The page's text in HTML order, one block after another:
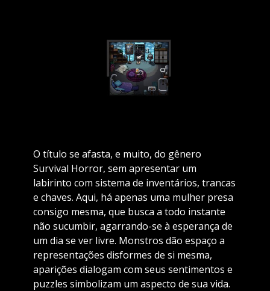
O título se afasta, e muito, do gênero
Survival Horror, sem apresentar um
labirinto com sistema de inventários, trancas
e chaves. Aqui, há apenas uma mulher presa
consigo mesma, que busca a todo instante
não sucumbir, agarrando-se à esperança de
um dia se ver livre. Monstros dão espaço a
representações disformes de si mesma,
aparições dialogam com seus sentimentos e
puzzles simbolizam um aspecto de sua vida.